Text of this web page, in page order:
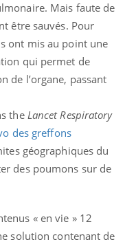
Mais faute de
être sauvés. Pour
ont mis au point une
qui permet de
de l’organe, passant
the Lancet Respiratory
des greffons
géographiques du
des poumons sur de
« en vie » 12
solution contenant de